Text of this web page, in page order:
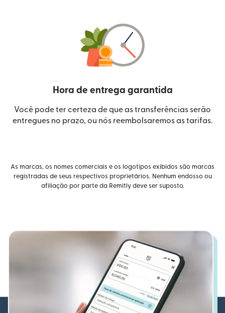
Hora de entrega garantida
Você pode ter certeza de que as transferências serão
entregues no prazo, ou nós reembolsaremos as tarifas.
As marcas, os nomes comerciais e os logotipos exibidos são marcas
registradas de seus respectivos proprietários. Nenhum endosso ou
afiliação por parte da Remitly deve ser suposto.